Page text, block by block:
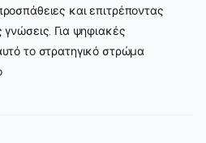
και επιτρέποντας
γνώσεις. Για ψηφιακές
το στρατηγικό στρώμα